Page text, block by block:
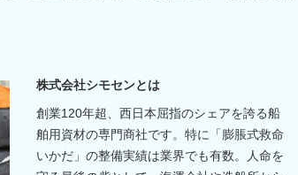
株式会社シモセンとは
創業120年超、西日本屈指のシェアを誇る船
舶用資材の専門商社です。特に「膨脹式救命
いかだ」の整備実績は業界でも有数。人命を